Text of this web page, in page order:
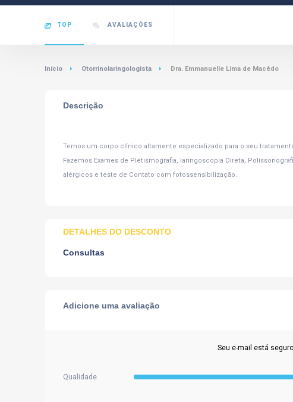
TOP AVALIAÇÕES
Início Otorrinolaringologista Dra. Emmanuelle Lima de Macêdo
Descrição
Temos um corpo clínico altamente especializado para o seu
Fazemos Exames de Pletismografia, laringoscopia Direta,
alérgicos e teste de Contato com fotossensibilização.
DETALHES DO DESCONTO
Consultas
Adicione uma avaliação
Seu e-mail está
Qualidade